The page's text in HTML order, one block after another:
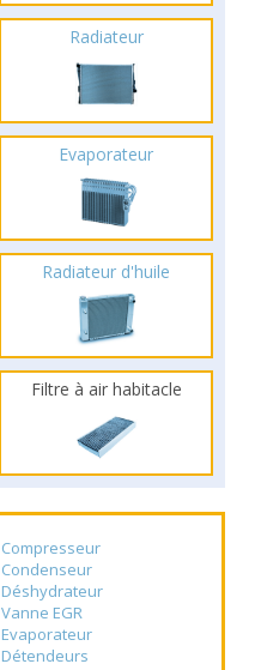
Radiateur
Evaporateur
Radiateur d'huile
Filtre à air habitacle
Compresseur
Condenseur
Déshydrateur
Vanne EGR
Evaporateur
Détendeurs